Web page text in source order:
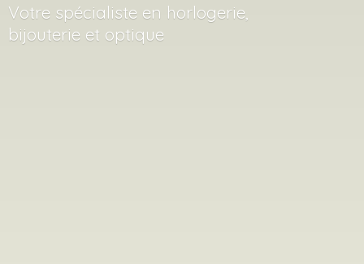
Votre spécialiste en horlogerie,
bijouterie et optique